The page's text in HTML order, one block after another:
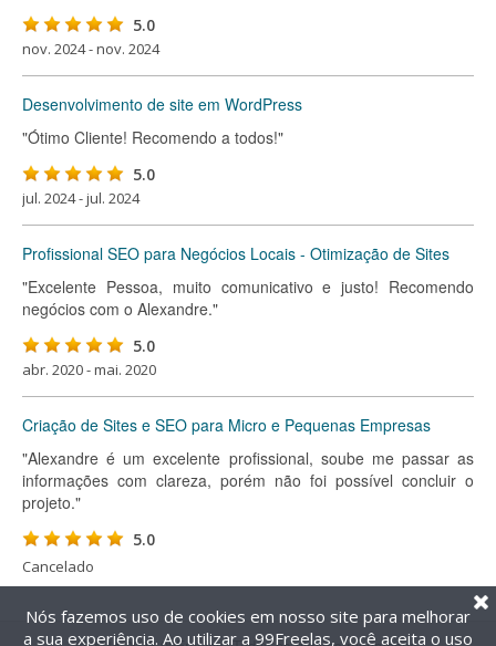
5.0
nov. 2024 - nov. 2024
Desenvolvimento de site em WordPress
"Ótimo Cliente! Recomendo a todos!"
5.0
jul. 2024 - jul. 2024
Profissional SEO para Negócios Locais - Otimização de Sites
"Excelente Pessoa, muito comunicativo e justo! Recomendo
negócios com o Alexandre."
5.0
abr. 2020 - mai. 2020
Criação de Sites e SEO para Micro e Pequenas Empresas
"Alexandre é um excelente profissional, soube me passar as
informações com clareza, porém não foi possível concluir o
projeto."
5.0
Cancelado
Nós fazemos uso de cookies em nosso site para melhorar
a sua experiência. Ao utilizar a 99Freelas, você aceita o uso